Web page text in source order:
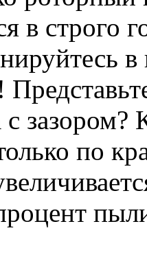
в строго
с
по